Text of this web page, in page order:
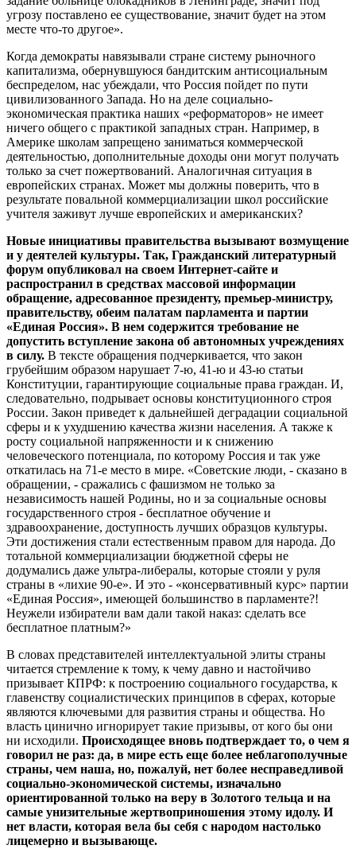
угрозу поставлено ее существование, значит будет на этом
месте что-то другое».
Когда демократы навязывали стране систему рыночного
капитализма, обернувшуюся бандитским антисоциальным
беспределом, нас убеждали, что Россия пойдет по пути
цивилизованного Запада. Но на деле социально-
экономическая практика наших «реформаторов» не имеет
ничего общего с практикой западных стран. Например, в
Америке школам запрещено заниматься коммерческой
деятельностью, дополнительные доходы они могут получать
только за счет пожертвований. Аналогичная ситуация в
европейских странах. Может мы должны поверить, что в
результате повальной коммерциализации школ российские
учителя заживут лучше европейских и американских?
Новые инициативы правительства вызывают возмущение
и у деятелей культуры. Так, Гражданский литературный
форум опубликовал на своем Интернет-сайте и
распространил в средствах массовой информации
обращение, адресованное президенту, премьер-министру,
правительству, обеим палатам парламента и партии
«Единая Россия». В нем содержится требование не
допустить вступление закона об автономных учреждениях
в силу. В тексте обращения подчеркивается, что закон
грубейшим образом нарушает 7-ю, 41-ю и 43-ю статьи
Конституции, гарантирующие социальные права граждан. И,
следовательно, подрывает основы конституционного строя
России. Закон приведет к дальнейшей деградации социальной
сферы и к ухудшению качества жизни населения. А также к
росту социальной напряженности и к снижению
человеческого потенциала, по которому Россия и так уже
откатилась на 71-е место в мире. «Советские люди, - сказано в
обращении, - сражались с фашизмом не только за
независимость нашей Родины, но и за социальные основы
государственного строя - бесплатное обучение и
здравоохранение, доступность лучших образцов культуры.
Эти достижения стали естественным правом для народа. До
тотальной коммерциализации бюджетной сферы не
додумались даже ультра-либералы, которые стояли у руля
страны в «лихие 90-е». И это - «консервативный курс» партии
«Единая Россия», имеющей большинство в парламенте?!
Неужели избиратели вам дали такой наказ: сделать все
бесплатное платным?»
В словах представителей интеллектуальной элиты страны
читается стремление к тому, к чему давно и настойчиво
призывает КПРФ: к построению социального государства, к
главенству социалистических принципов в сферах, которые
являются ключевыми для развития страны и общества. Но
власть цинично игнорирует такие призывы, от кого бы они
ни исходили. Происходящее вновь подтверждает то, о чем я
говорил не раз: да, в мире есть еще более неблагополучные
страны, чем наша, но, пожалуй, нет более несправедливой
социально-экономической системы, изначально
ориентированной только на веру в Золотого тельца и на
самые унизительные жертвоприношения этому идолу. И
нет власти, которая вела бы себя с народом настолько
лицемерно и вызывающе.